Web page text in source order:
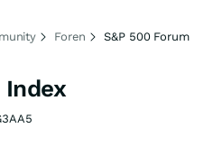
Foren S&P 500 Forum
Index